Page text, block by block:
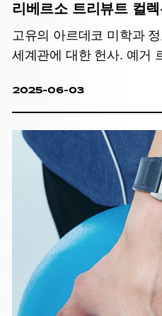
리베르소 트리뷰트 컬렉
고유의 아르데코 미학과
세계관에 대한 헌사. 예거
2025-06-03